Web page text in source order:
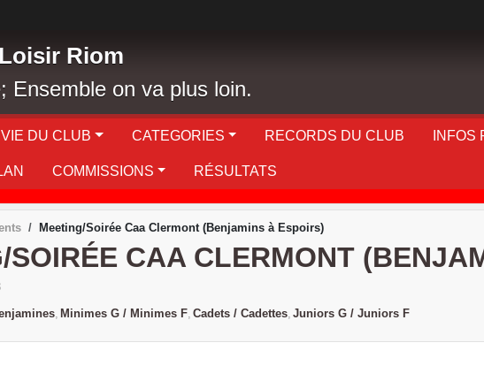
Riom
Ensemble on va plus loin.
VIE DU CLUB CATEGORIES RECORDS DU CLUB INFOS
COMMISSIONS RÉSULTATS
Meeting/Soirée Caa Clermont (Benjamins à Espoirs)
SOIRÉE CAA CLERMONT
Minimes G / Minimes F Cadets / Cadettes Juniors G / Juniors F